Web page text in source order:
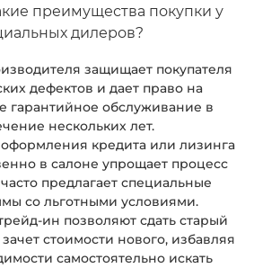
преимущества покупки у
дилеров?
защищает покупателя
дефектов и дает право на
гарантийное обслуживание в
нескольких лет.
кредита или лизинга
в салоне упрощает процесс
предлагает специальные
со льготными условиями.
ин позволяют сдать старый
стоимости нового, избавляя
самостоятельно искать